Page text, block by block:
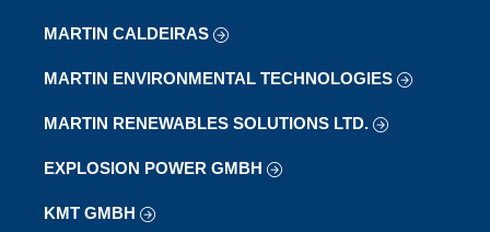
MARTIN CALDEIRAS
MARTIN ENVIRONMENTAL TECHNOLOGIES
MARTIN RENEWABLES SOLUTIONS LTD.
EXPLOSION POWER GMBH
KMT GMBH